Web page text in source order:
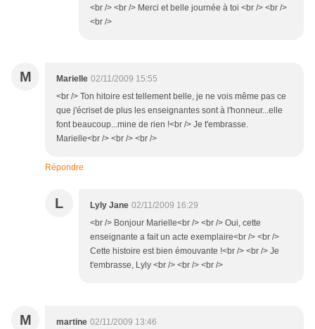
<br /> <br /> Merci et belle journée à toi <br /> <br />
<br />
M Marielle 02/11/2009 15:55
<br /> Ton hitoire est tellement belle, je ne vois même pas ce
que j'écriset de plus les enseignantes sont à l'honneur...elle
font beaucoup...mine de rien !<br /> Je t'embrasse.
Marielle<br /> <br /> <br />
Répondre
L Lyly Jane 02/11/2009 16:29
<br /> Bonjour Marielle<br /> <br /> Oui, cette
enseignante a fait un acte exemplaire<br /> <br />
Cette histoire est bien émouvante !<br /> <br /> Je
t'embrasse, Lyly <br /> <br /> <br />
M martine 02/11/2009 13:46